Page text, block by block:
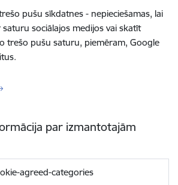
pušu sīkdatnes - nepieciešamas, lai
sociālajos medijos vai skatīt
trešo pušu saturu, piemēram, Google
par izmantotajām
agreed-categories